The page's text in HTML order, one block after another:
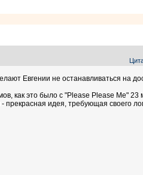
Евгении не останавливаться на
как это было с "Please Please Me" 23
идея, требующая своего